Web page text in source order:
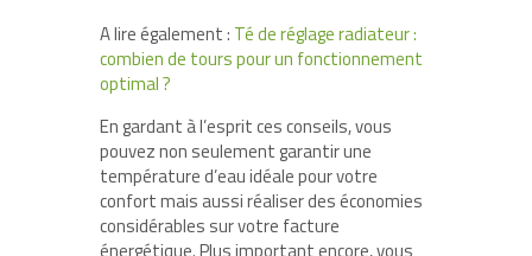
A lire également : Té de réglage radiateur :
combien de tours pour un fonctionnement
optimal ?
En gardant à l’esprit ces conseils, vous
pouvez non seulement garantir une
température d’eau idéale pour votre
confort mais aussi réaliser des économies
considérables sur votre facture